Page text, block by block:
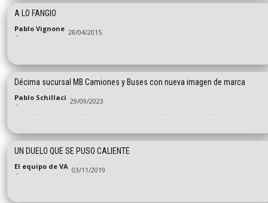
A LO FANGIO
Pablo Vignone
- 28/04/2015
Décima sucursal MB Camiones y Buses con nueva imagen de marca
Pablo Schillaci
- 29/09/2023
UN DUELO QUE SE PUSO CALIENTE
El equipo de VA
- 03/11/2019